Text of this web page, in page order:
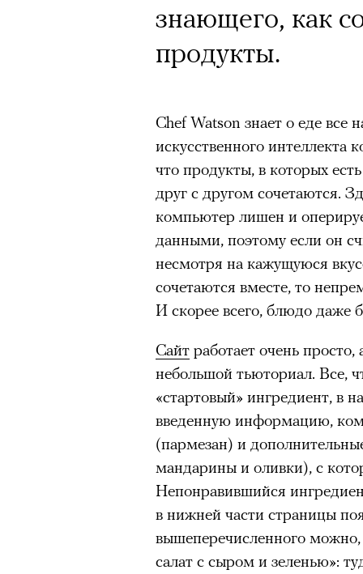
знающего, как
продукты.
Chef Watson знает о еде все
искусственного
что продукты, в которых
друг с другом сочетаются.
компьютер лишен и
данными, поэтому если он
несмотря на кажущуюся
сочетаются вместе, то
И скорее всего, блюдо даже
Сайт работает очень просто,
небольшой тьюториал. Все,
«стартовый» ингредиент, в
введенную информацию,
(пармезан) и
мандарины и оливки), с
Непонравившийся
в нижней части страницы
вышеперечисленного
салат с сыром и зеленью»:
Подписывайтесь на
«Бумажный тигр» Джеймса
«Охота» Уэйна Вапимуквы
Ретроспектива «Красное и
список»
«Зеленые глаза»
Труиля
Фестиваль открылся с
показом на огромном
камерного французского
Verts) режиссерского
Прошлая их кинолента
космонавта в мире, а
комплекса на парижской
имя.
Новый фильм уступает
видели кино про детей из
российских), которые